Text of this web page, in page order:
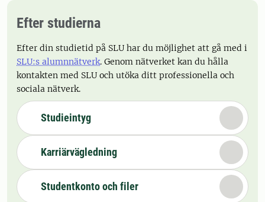
Efter studierna
Efter din studietid på SLU har du möjlighet att gå med i
SLU:s alumnnätverk. Genom nätverket kan du hålla
kontakten med SLU och utöka ditt professionella och
sociala nätverk.
Studieintyg
Karriärvägledning
Studentkonto och filer